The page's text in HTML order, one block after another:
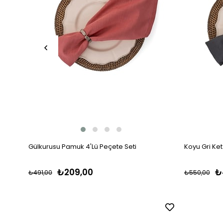
Gülkurusu Pamuk 4'Lü Peçete Seti
₺209,00
₺491,00
Koyu Gri
₺550,00